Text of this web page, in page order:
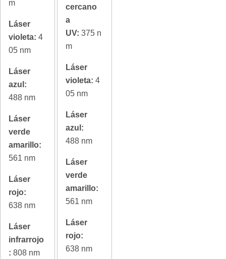
m
Láser
violeta: 4
05 nm
Láser
azul:
488 nm
Láser
verde
amarillo:
561 nm
Láser
rojo:
638 nm
Láser
infrarrojo
: 808 nm
cercano
a
UV: 375 n
m
Láser
violeta: 4
05 nm
Láser
azul:
488 nm
Láser
verde
amarillo:
561 nm
Láser
rojo:
638 nm